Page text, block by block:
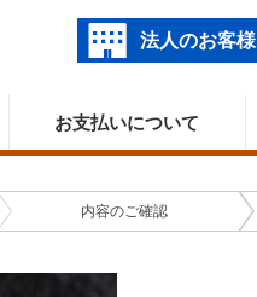
法人のお客様
お支払いについて
内容の ご確認